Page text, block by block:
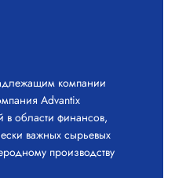
компании
Advantix
области финансов,
важных сырьевых
производству